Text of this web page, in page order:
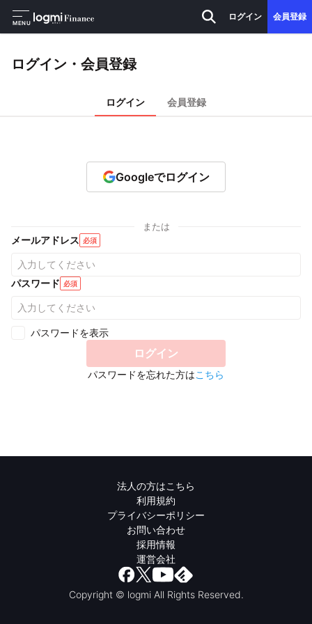
MENU
ログイン 会員登録
ログイン・会員登録
ログイン 会員登録
Googleでログイン
または
メールアドレス 必須
パスワード 必須
パスワードを表示
ログイン
パスワードを忘れた方はこちら
法人の方はこちら
利用規約
プライバシーポリシー
お問い合わせ
採用情報
運営会社
Copyright © logmi All Rights Reserved.